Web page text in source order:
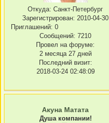
Откуда: Санкт-Петербург
Зарегистрирован: 2010-04-30
Приглашений: 0
Сообщений: 7210
Провел на форуме:
2 месяца 27 дней
Последний визит:
2018-03-24 02:48:09
Акуна Матата
Душа компании!